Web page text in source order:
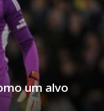
um alvo